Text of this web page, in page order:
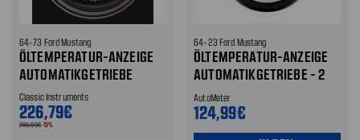
64-73 Ford Mustang
ÖLTEMPERATUR-ANZEIGE
AUTOMATIKGETRIEBE
Classic Instruments
226,79€
280,00€-19%
64-23 Ford Mustang
ÖLTEMPERATUR-ANZEIGE
AUTOMATIKGETRIEBE - 2
1/16 ZOLL
AutoMeter
124,99€